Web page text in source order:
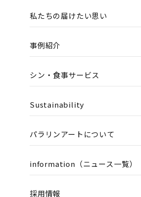
私たちの届けたい思い
事例紹介
シン・食事サービス
Sustainability
パラリンアートについて
information（ニュース一覧）
採用情報